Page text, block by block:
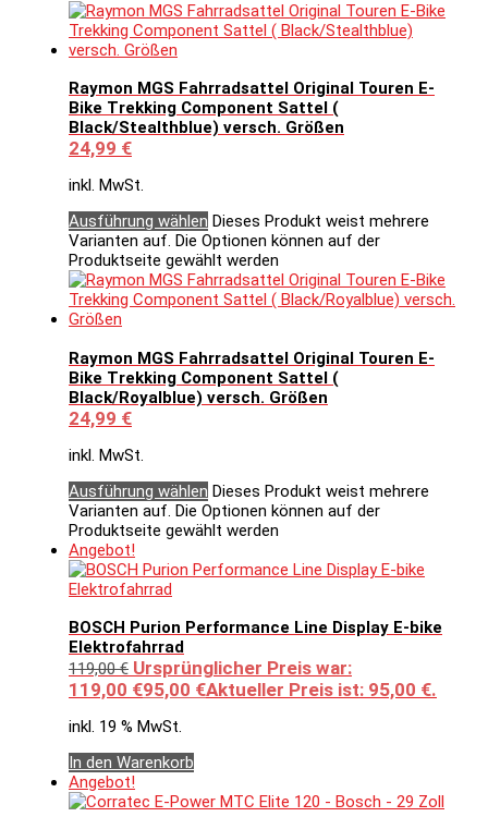
Raymon MGS Fahrradsattel Original Touren E-
Bike Trekking Component Sattel (
Black/Stealthblue) versch. Größen
24,99 €
inkl. MwSt.
Ausführung wählen Dieses Produkt weist mehrere
Varianten auf. Die Optionen können auf der
Produktseite gewählt werden
Raymon MGS Fahrradsattel Original Touren E-
Bike Trekking Component Sattel (
Black/Royalblue) versch. Größen
24,99 €
inkl. MwSt.
Ausführung wählen Dieses Produkt weist mehrere
Varianten auf. Die Optionen können auf der
Produktseite gewählt werden
Angebot!
BOSCH Purion Performance Line Display E-bike
Elektrofahrrad
119,00€ Ursprünglicher Preis war:
119,00 €95,00 €Aktueller Preis ist: 95,00 €.
inkl. 19 % MwSt.
In den Warenkorb
Angebot!